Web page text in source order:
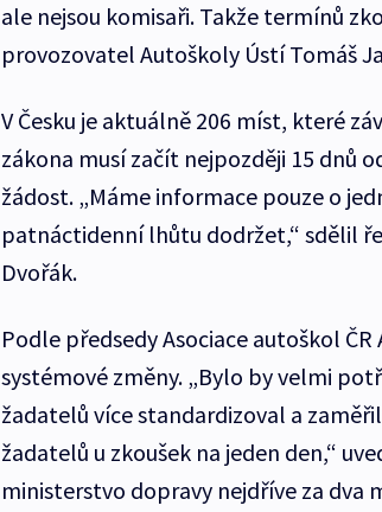
ale nejsou komisaři. Takže termínů
provozovatel Autoškoly Ústí Tomáš
V Česku je aktuálně 206 míst, které
zákona musí začít nejpozději 15 dnů
žádost. „Máme informace pouze o
patnáctidenní lhůtu dodržet,“ sdělil
Dvořák.
Podle předsedy Asociace autoškol
systémové změny. „Bylo by velmi
žadatelů více standardizoval a
žadatelů u zkoušek na jeden den,“
ministerstvo dopravy nejdříve za dva